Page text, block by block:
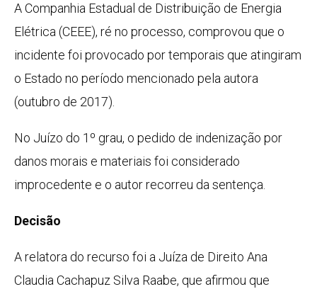
A Companhia Estadual de Distribuição de Energia
Elétrica (CEEE), ré no processo, comprovou que o
incidente foi provocado por temporais que atingiram
o Estado no período mencionado pela autora
(outubro de 2017).
No Juízo do 1º grau, o pedido de indenização por
danos morais e materiais foi considerado
improcedente e o autor recorreu da sentença.
Decisão
A relatora do recurso foi a Juíza de Direito Ana
Claudia Cachapuz Silva Raabe, que afirmou que